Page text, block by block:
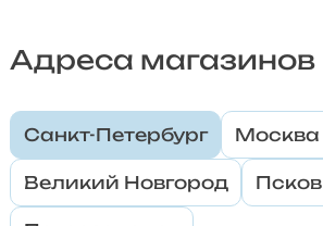
Адреса магазинов
Санкт-Петербург Москва
Великий Новгород Псков